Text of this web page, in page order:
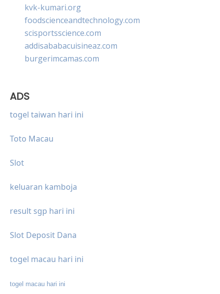
kvk-kumari.org
foodscienceandtechnology.com
scisportsscience.com
addisababacuisineaz.com
burgerimcamas.com
ADS
togel taiwan hari ini
Toto Macau
Slot
keluaran kamboja
result sgp hari ini
Slot Deposit Dana
togel macau hari ini
togel macau hari ini